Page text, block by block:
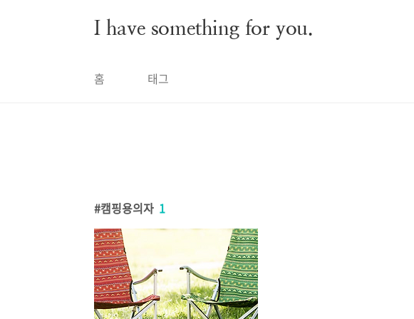
I have something for you.
홈 태그
캠핑용의자 1